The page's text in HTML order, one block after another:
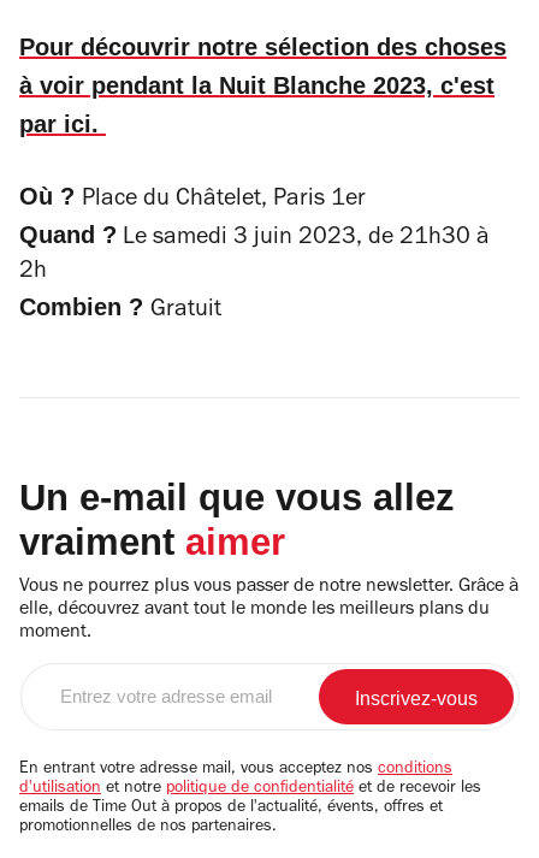
Pour découvrir notre sélection des choses
à voir pendant la Nuit Blanche 2023, c'est
par ici.
Où ? Place du Châtelet, Paris 1er
Quand ? Le samedi 3 juin 2023, de 21h30 à
2h
Combien ? Gratuit
Un e-mail que vous allez
vraiment aimer
Vous ne pourrez plus vous passer de notre newsletter. Grâce à
elle, découvrez avant tout le monde les meilleurs plans du
moment.
email
En entrant votre adresse mail, vous acceptez nos conditions
d'utilisation et notre politique de confidentialité et de recevoir les
emails de Time Out à propos de l'actualité, évents, offres et
promotionnelles de nos partenaires.